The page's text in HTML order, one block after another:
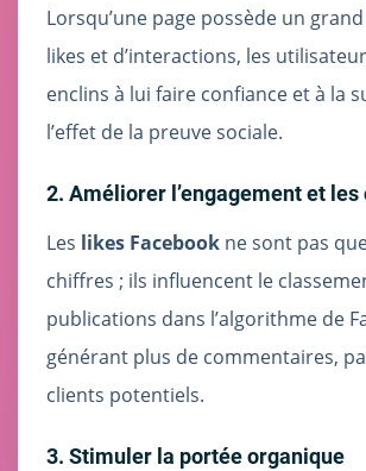
Lorsqu’une page possède un
likes et d’interactions, les
enclins à lui faire confiance et à la
l’effet de la preuve sociale.
2. Améliorer l’engagement et
Les likes Facebook ne sont pas
chiffres ; ils influencent le
publications dans l’algorithme de
générant plus de commentaires,
clients potentiels.
3. Stimuler la portée organique